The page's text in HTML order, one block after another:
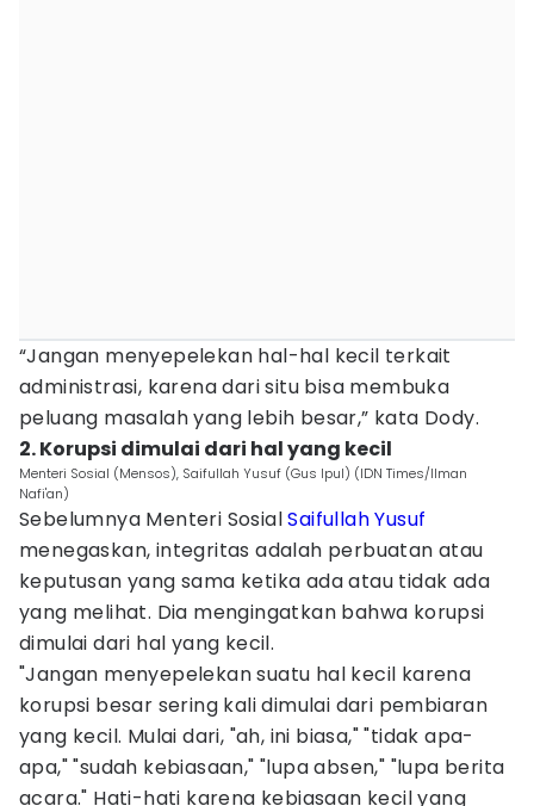
“Jangan menyepelekan hal-hal kecil terkait
administrasi, karena dari situ bisa membuka
peluang masalah yang lebih besar,” kata Dody.
2. Korupsi dimulai dari hal yang kecil
Menteri Sosial (Mensos), Saifullah Yusuf (Gus Ipul) (IDN Times/Ilman
Nafi'an)
Sebelumnya Menteri SosialSaifullah Yusuf
menegaskan, integritas adalah perbuatan atau
keputusan yang sama ketika ada atau tidak ada
yang melihat. Dia mengingatkan bahwa korupsi
dimulai dari hal yang kecil.
"Jangan menyepelekan suatu hal kecil karena
korupsi besar sering kali dimulai dari pembiaran
yang kecil. Mulai dari, "ah, ini biasa," "tidak apa-
apa," "sudah kebiasaan," "lupa absen," "lupa berita
acara." Hati-hati karena kebiasaan kecil yang